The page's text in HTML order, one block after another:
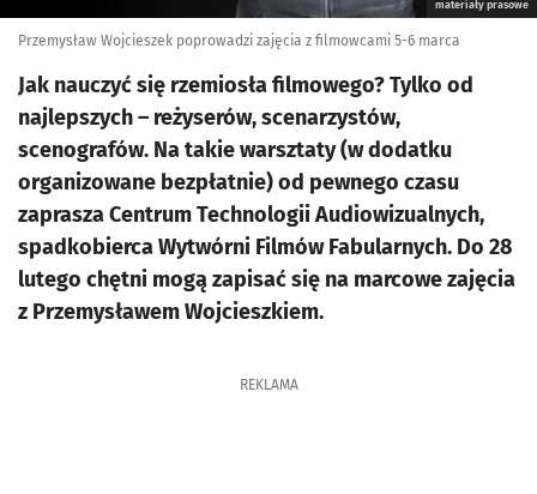
materiały prasowe
Przemysław Wojcieszek poprowadzi zajęcia z filmowcami 5-6 marca
Jak nauczyć się rzemiosła filmowego? Tylko od
najlepszych – reżyserów, scenarzystów,
scenografów. Na takie warsztaty (w dodatku
organizowane bezpłatnie) od pewnego czasu
zaprasza Centrum Technologii Audiowizualnych,
spadkobierca Wytwórni Filmów Fabularnych. Do 28
lutego chętni mogą zapisać się na marcowe zajęcia
z Przemysławem Wojcieszkiem.
REKLAMA